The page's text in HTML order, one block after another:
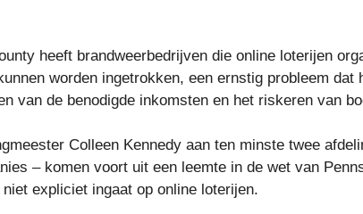
heeft brandweerbedrijven die online loterijen
worden ingetrokken, een ernstig probleem dat
van de benodigde inkomsten en het riskeren van
Colleen Kennedy aan ten minste twee
– komen voort uit een leemte in de wet van
expliciet ingaat op online loterijen.